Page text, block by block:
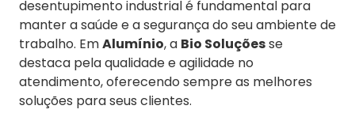
desentupimento industrial é fundamental para
manter a saúde e a segurança do seu ambiente de
trabalho. EmAlumínio, a Bio Soluçõesse
destaca pela qualidade e agilidade no
atendimento, oferecendo sempre as melhores
soluções para seus clientes.